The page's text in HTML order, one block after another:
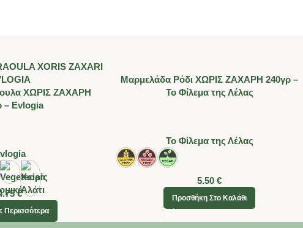
ΧΩΡΙΣ ΖΑΧΑΡΗ
– Evlogia
€
Περισσότερα
Μαρμελάδα Ρόδι ΧΩΡΙΣ ΖΑΧΑΡΗ 240γρ –
Το Φίλεμα της Λέλας
Το Φίλεμα της Λέλας
5.50 €
Προσθήκη Στο Καλάθι